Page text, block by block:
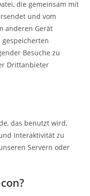
die gemeinsam mit
und vom
anderen Gerät
Besuche zu
Drittanbieter
das benutzt wird,
Interaktivität zu
Servern oder